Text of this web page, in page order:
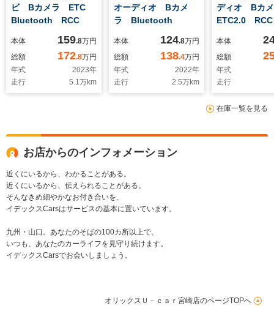
ビ Bカメラ ETC
Bluetooth RCC
本体 159.8万円
総額
172.8万円
年式
2023年
走行
5.1万km
オーディオ Bカメ
ラ Bluetooth
本体 124.8万円
総額
138.4万円
年式
2022年
走行
2.5万km
ディオ Bカ
ETC2.0 RCC
本体
総額
年式
走行
在庫一覧を見る
お店からのインフォメーション
近くにいるから、わかることがある。
近くにいるから、伝えられることがある。
そんなきめ細やかなお付き合いを、
イデックスCarsはサービスの基本に置いています。
九州・山口。あなたのそばの100カ所以上で、
いつも、あなたのカーライフを見守り続けます。
イデックスCarsでお会いしましょう。
オリックスＵ－ｃａｒ宮崎店のページTOPへ